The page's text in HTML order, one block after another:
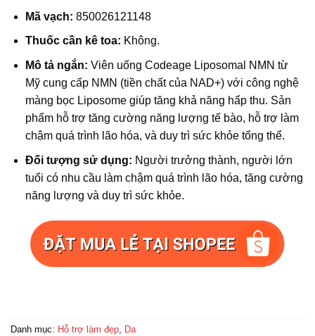
Mã vạch: 850026121148
Thuốc cần kê toa: Không.
Mô tả ngắn: Viên uống Codeage Liposomal NMN từ
Mỹ cung cấp NMN (tiền chất của NAD+) với công nghệ
màng bọc Liposome giúp tăng khả năng hấp thu. Sản
phẩm hỗ trợ tăng cường năng lượng tế bào, hỗ trợ làm
chậm quá trình lão hóa, và duy trì sức khỏe tổng thể.
Đối tượng sử dụng: Người trưởng thành, người lớn
tuổi có nhu cầu làm chậm quá trình lão hóa, tăng cường
năng lượng và duy trì sức khỏe.
Danh mục: Hỗ trợ làm đẹp, Da